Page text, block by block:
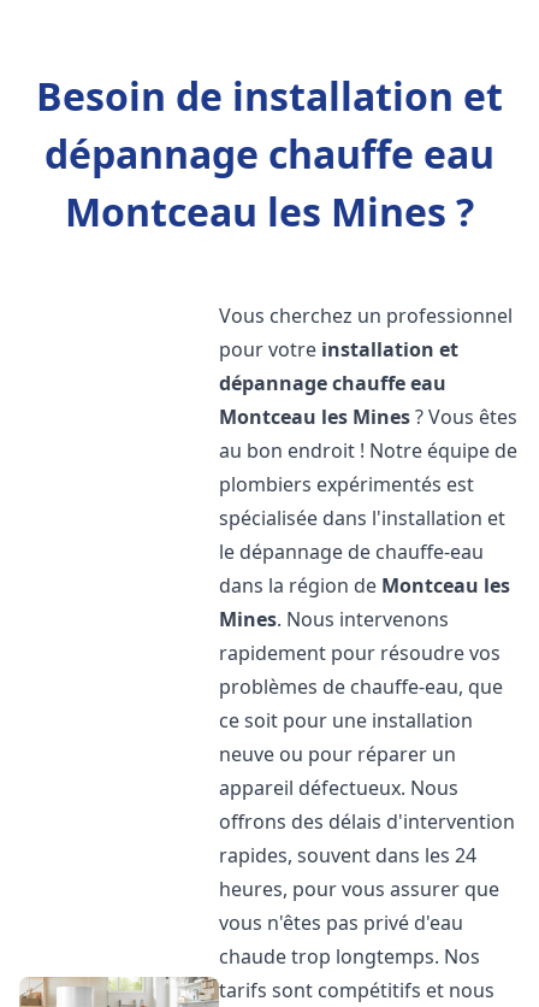
Besoin de installation et
dépannage chauffe eau
Montceau les Mines ?
Vous cherchez un professionnel
pour votre installation et
dépannage chauffe eau
Montceau les Mines? Vous êtes
au bon endroit ! Notre équipe de
plombiers expérimentés est
spécialisée dans l'installation et
le dépannage de chauffe-eau
dans la région de Montceau les
Mines. Nous intervenons
rapidement pour résoudre vos
problèmes de chauffe-eau, que
ce soit pour une installation
neuve ou pour réparer un
appareil défectueux. Nous
offrons des délais d'intervention
rapides, souvent dans les 24
heures, pour vous assurer que
vous n'êtes pas privé d'eau
chaude trop longtemps. Nos
tarifs sont compétitifs et nous